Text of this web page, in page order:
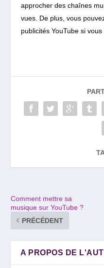
approcher des chaînes
vues. De plus, vous
publicités YouTube si
Comment mettre sa
musique sur YouTube ?
PRÉCÉDENT
A PROPOS DE